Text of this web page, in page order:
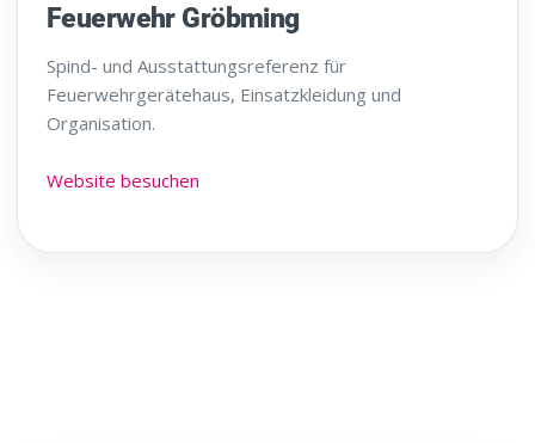
Feuerwehr Gröbming
Spind- und Ausstattungsreferenz für
Feuerwehrgerätehaus, Einsatzkleidung und
Organisation.
Website besuchen